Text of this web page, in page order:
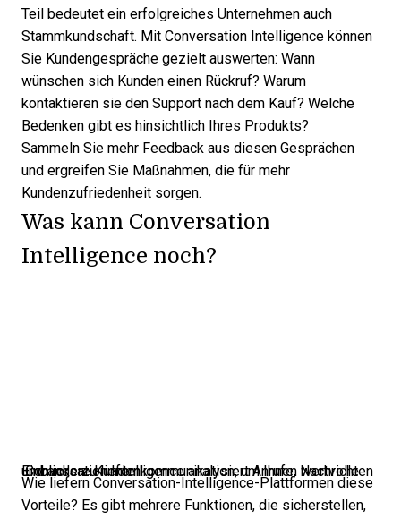
Teil bedeutet ein erfolgreiches Unternehmen auch
Stammkundschaft. Mit Conversation Intelligence können
Sie Kundengespräche gezielt auswerten: Wann
wünschen sich Kunden einen Rückruf? Warum
kontaktieren sie den Support nach dem Kauf? Welche
Bedenken gibt es hinsichtlich Ihres Produkts?
Sammeln Sie mehr Feedback aus diesen Gesprächen
und ergreifen Sie Maßnahmen, die für mehr
Kundenzufriedenheit sorgen.
Was kann Conversation
Intelligence noch?
Conversation Intelligence analysiert Anrufe, Nachrichten und andere Kundenkommunikation, um Ihnen wertvolle Einblicke zu liefern.
Wie liefern Conversation-Intelligence-Plattformen diese
Vorteile? Es gibt mehrere Funktionen, die sicherstellen,